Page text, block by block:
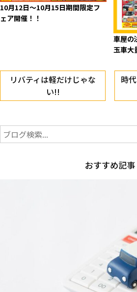
10月12日～10月15日期間限定フ
ェア開催！！
車屋の
玉車大
リバティは軽だけじゃな
い!!
時
おすすめ記事